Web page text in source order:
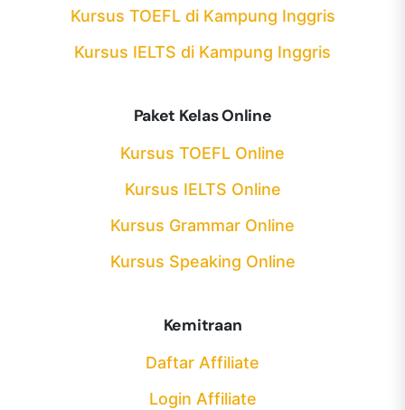
Kursus TOEFL di Kampung Inggris
Kursus IELTS di Kampung Inggris
Paket Kelas Online
Kursus TOEFL Online
Kursus IELTS Online
Kursus Grammar Online
Kursus Speaking Online
Kemitraan
Daftar Affiliate
Login Affiliate